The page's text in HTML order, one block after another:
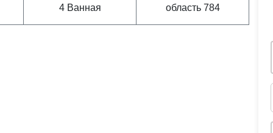
4 Ванная область 784